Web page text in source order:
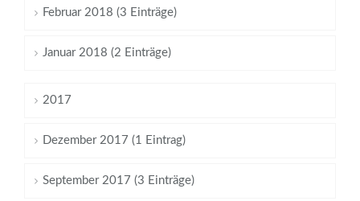
Februar 2018 (3 Einträge)
Januar 2018 (2 Einträge)
2017
Dezember 2017 (1 Eintrag)
September 2017 (3 Einträge)